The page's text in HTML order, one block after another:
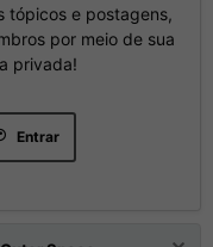
tópicos e postagens,
por meio de sua
privada!
Entrar